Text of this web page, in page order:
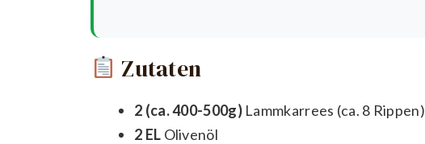
Zutaten
2 (ca. 400-500g)Lammkarrees (ca. 8 Rippen)
2 EL Olivenöl